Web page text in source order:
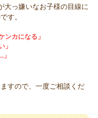
大っ嫌いなお子様の目線に
す。
ンカになる」
」
すので、一度ご相談くだ